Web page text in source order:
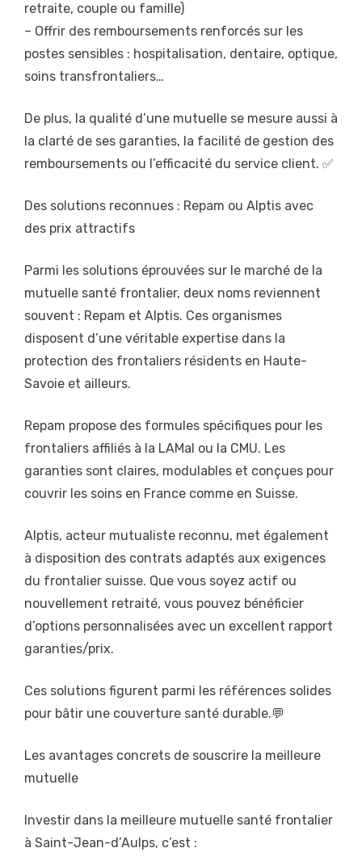
retraite, couple ou famille)
– Offrir des remboursements renforcés sur les
postes sensibles : hospitalisation, dentaire, optique,
soins transfrontaliers…
De plus, la qualité d’une mutuelle se mesure aussi à
la clarté de ses garanties, la facilité de gestion des
remboursements ou l’efficacité du service client. ✅
Des solutions reconnues : Repam ou Alptis avec
des prix attractifs
Parmi les solutions éprouvées sur le marché de la
mutuelle santé frontalier, deux noms reviennent
souvent : Repam et Alptis. Ces organismes
disposent d’une véritable expertise dans la
protection des frontaliers résidents en Haute-
Savoie et ailleurs.
Repam propose des formules spécifiques pour les
frontaliers affiliés à la LAMal ou la CMU. Les
garanties sont claires, modulables et conçues pour
couvrir les soins en France comme en Suisse.
Alptis, acteur mutualiste reconnu, met également
à disposition des contrats adaptés aux exigences
du frontalier suisse. Que vous soyez actif ou
nouvellement retraité, vous pouvez bénéficier
d’options personnalisées avec un excellent rapport
garanties/prix.
Ces solutions figurent parmi les références solides
pour bâtir une couverture santé durable.💬
Les avantages concrets de souscrire la meilleure
mutuelle
Investir dans la meilleure mutuelle santé frontalier
à Saint-Jean-d’Aulps, c’est :